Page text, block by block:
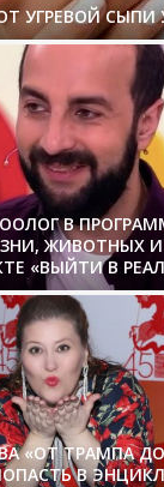
УГРЕВОЙ СЫПИ
В
ЖИВОТНЫХ
«ВЫЙТИ В
«ОТ ТРАМПА
В